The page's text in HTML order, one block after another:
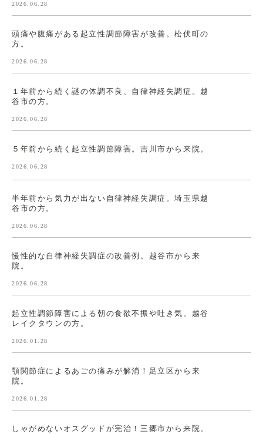
2026.06.28
頭痛や腹痛がある起立性調節障害が改善。松伏町の
方。
2026.06.28
１年前から続く謎の体調不良、自律神経失調症。越
谷市の方。
2026.06.28
５年前から続く起立性調節障害。吉川市から来院。
2026.06.28
半年前から気力が出ない自律神経失調症。埼玉県越
谷市の方。
2026.06.28
慢性的な自律神経失調症の改善例。越谷市から来
院。
2026.06.28
起立性調節障害による朝の食欲不振や吐き気。越谷
レイクタウンの方。
2026.01.28
顎関節症によるあごの痛みが解消！足立区から来
院。
2026.01.28
しゃがめないオスグッドが完治！三郷市から来院。